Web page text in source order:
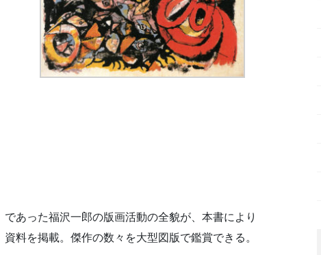
あった福沢一郎の版画活動の全貌が、本書により
料を掲載。傑作の数々を大型図版で鑑賞できる。